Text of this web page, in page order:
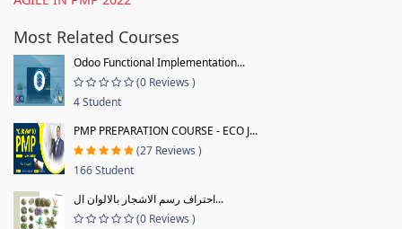
Most Related Courses
Odoo Functional Implementation...
(0 Reviews )
4 Student
PMP PREPARATION COURSE - ECO J...
(27 Reviews )
166 Student
احتراف رسم الاشجار بالالوان ال...
(0 Reviews )